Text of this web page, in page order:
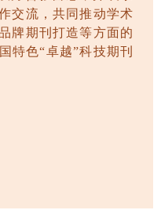
交流，共同推动学术
牌期刊打造等方面的
特色“卓越”科技期刊